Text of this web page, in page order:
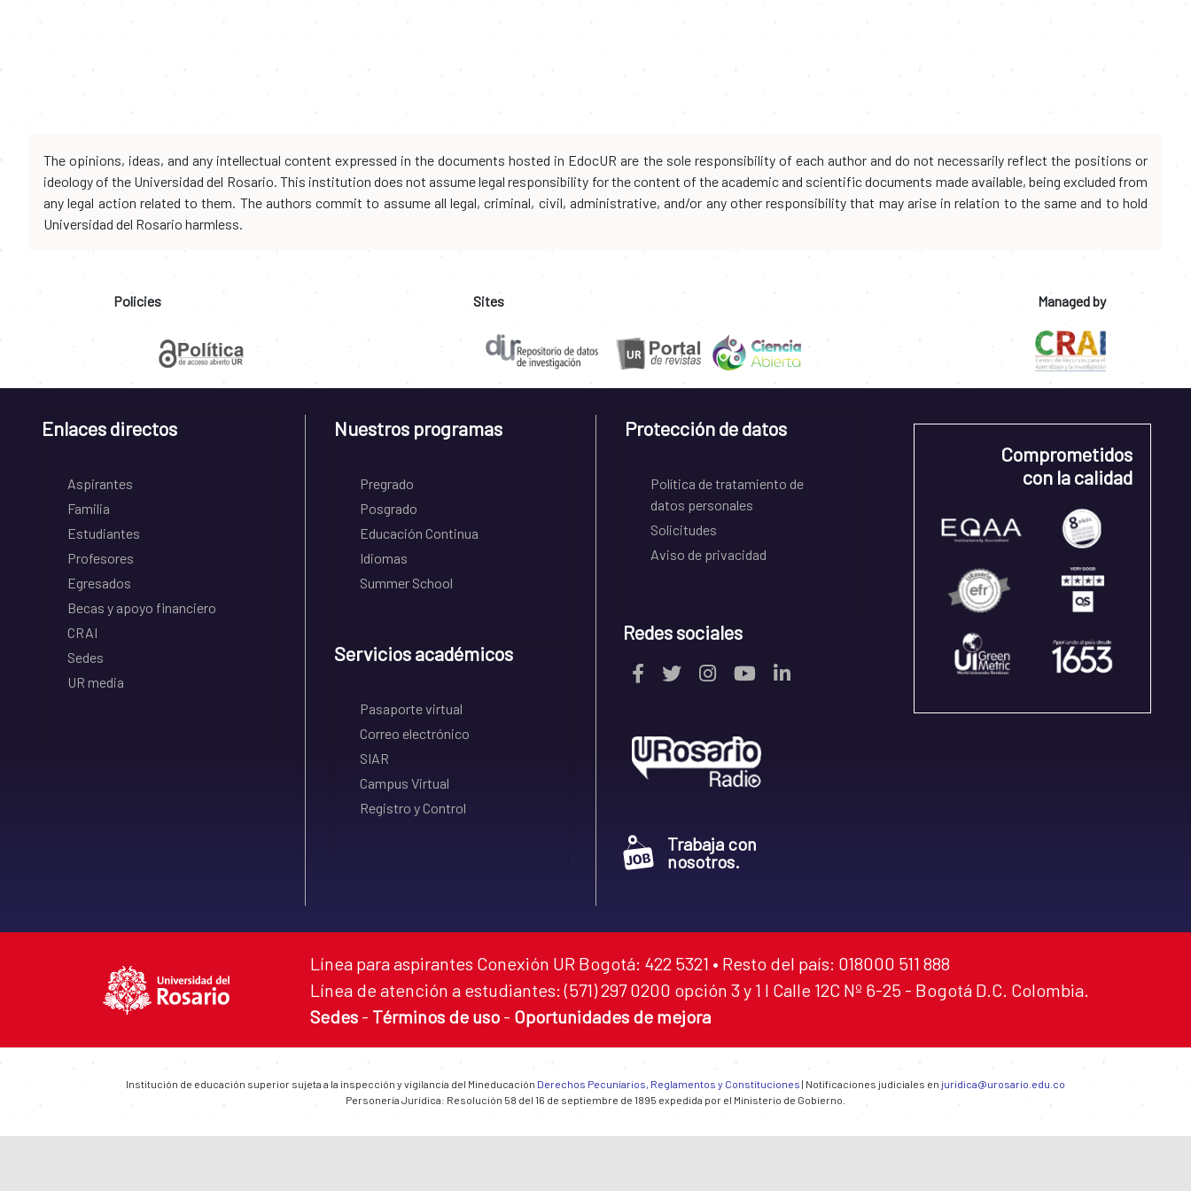
The opinions, ideas, and any intellectual content expressed in the documents hosted in EdocUR are the sole responsibility of each author and do not necessarily reflect the positions or
ideology of the Universidad del Rosario. This institution does not assume legal responsibility for the content of the academic and scientific documents made available, being excluded from
any legal action related to them. The authors commit to assume all legal, criminal, civil, administrative, and/or any other responsibility that may arise in relation to the same and to hold
Universidad del Rosario harmless.
Policies Sites Managed by
Enlaces directos
Aspirantes
Familia
Estudiantes
Profesores
Egresados
Becas y apoyo financiero
CRAI
Sedes
UR media
Nuestros programas
Pregrado
Posgrado
Educación Continua
Idiomas
Summer School
Servicios académicos
Pasaporte virtual
Correo electrónico
SIAR
Campus Virtual
Registro y Control
Protección de datos
Política de tratamiento de
datos personales
Solicitudes
Aviso de privacidad
Redes sociales
Trabaja con
nosotros.
Comprometidos
con la calidad
Línea para aspirantes Conexión UR Bogotá: 422 5321 • Resto del país: 018000 511 888
Línea de atención a estudiantes: (571) 297 0200 opción 3 y 1 I Calle 12C Nº 6-25 - Bogotá D.C. Colombia.
Sedes - Términos de uso - Oportunidades de mejora
Institución de educación superior sujeta a la inspección y vigilancia del Mineducación Derechos Pecuniarios, Reglamentos y Constituciones | Notificaciones judiciales en juridica@urosario.edu.co
Personería Jurídica: Resolución 58 del 16 de septiembre de 1895 expedida por el Ministerio de Gobierno.